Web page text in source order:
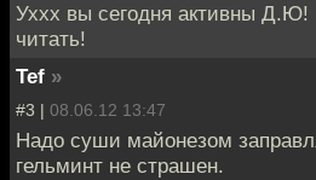
Уххх вы сегодня активны Д.Ю!
читать!
Tef »
#3 | 08.06.12 13:47
Надо суши майонезом
гельминт не страшен.